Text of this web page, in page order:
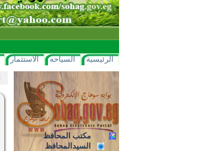
الرئيسية السياحه الاستثمار
مكتب المحافظ
السيدالمحافظ